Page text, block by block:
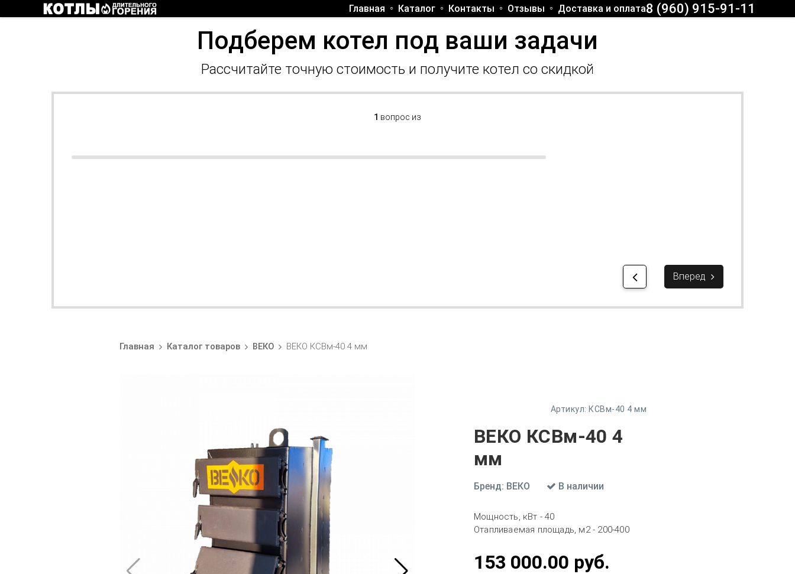
8 (960) 915-91-11
Главная Каталог Контакты Отзывы Доставка и оплата
Подберем котел под ваши задачи
Рассчитайте точную стоимость и получите котел со скидкой
1 вопрос из
Вперед
Главная Каталог товаров ВЕКО ВЕКО КСВм-40 4 мм
Артикул: КСВм-40 4 мм
ВЕКО КСВм-40 4
мм
Бренд: ВЕКО В наличии
Мощность, кВт - 40
Отапливаемая площадь, м2 - 200-400
153 000.00 руб.